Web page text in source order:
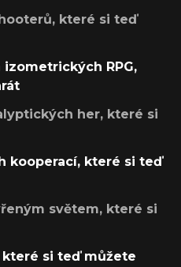
které si teď
izometrických RPG,
her, které si
kooperací, které si teď
světem, které si
si teď můžete